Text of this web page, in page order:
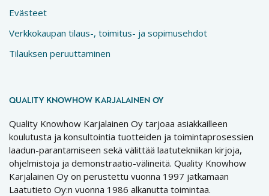
Evästeet
Verkkokaupan tilaus-, toimitus- ja sopimusehdot
Tilauksen peruuttaminen
QUALITY KNOWHOW KARJALAINEN OY
Quality Knowhow Karjalainen Oy tarjoaa asiakkailleen
koulutusta ja konsultointia tuotteiden ja toimintaprosessien
laadun-parantamiseen sekä välittää laatutekniikan kirjoja,
ohjelmistoja ja demonstraatio-välineitä. Quality Knowhow
Karjalainen Oy on perustettu vuonna 1997 jatkamaan
Laatutieto Oy:n vuonna 1986 alkanutta toimintaa.